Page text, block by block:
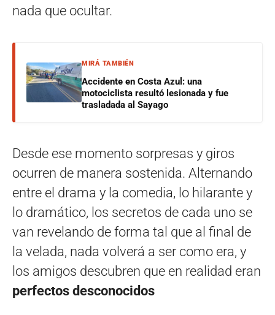
nada que ocultar.
MIRÁ TAMBIÉN
Accidente en Costa Azul: una
motociclista resultó lesionada y fue
trasladada al Sayago
Desde ese momento sorpresas y giros
ocurren de manera sostenida. Alternando
entre el drama y la comedia, lo hilarante y
lo dramático, los secretos de cada uno se
van revelando de forma tal que al final de
la velada, nada volverá a ser como era, y
los amigos descubren que en realidad eran
perfectos desconocidos